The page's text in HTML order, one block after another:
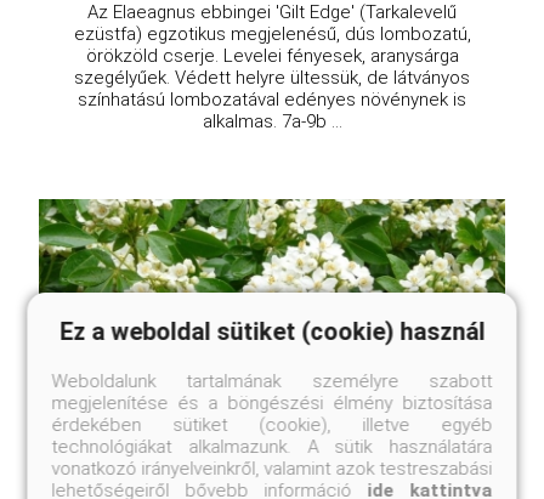
Az Elaeagnus ebbingei 'Gilt Edge' (Tarkalevelű
ezüstfa) egzotikus megjelenésű, dús lombozatú,
örökzöld cserje. Levelei fényesek, aranysárga
szegélyűek. Védett helyre ültessük, de látványos
színhatású lombozatával edényes növénynek is
alkalmas. 7a-9b ...
Ez a weboldal sütiket (cookie) használ
Weboldalunk tartalmának személyre szabott
megjelenítése és a böngészési élmény biztosítása
érdekében sütiket (cookie), illetve egyéb
technológiákat alkalmazunk. A sütik használatára
vonatkozó irányelveinkről, valamint azok testreszabási
lehetőségeiről bővebb információ ide kattintva